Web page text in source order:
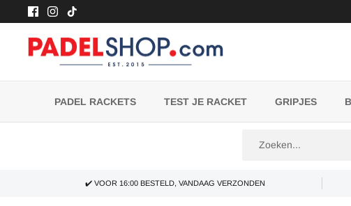
Meteen
naar
PADEL RACKETS TEST JE RACKET GRIPJES
✔️ VOOR 16:00 BESTELD, VANDAAG VERZONDEN